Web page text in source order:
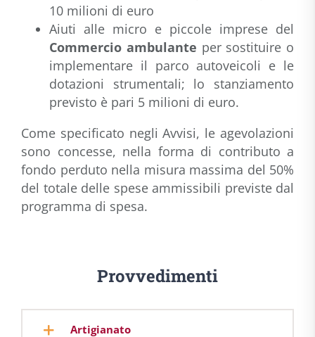
10 milioni di euro
Aiuti alle micro e piccole imprese del
Commercio ambulante per sostituire o
implementare il parco autoveicoli e le
dotazioni strumentali; lo stanziamento
previsto è pari 5 milioni di euro.
Come specificato negli Avvisi, le agevolazioni
sono concesse, nella forma di contributo a
fondo perduto nella misura massima del 50%
del totale delle spese ammissibili previste dal
programma di spesa.
Provvedimenti
Artigianato